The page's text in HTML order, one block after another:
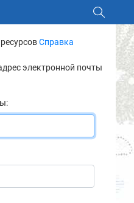
Справка
электронной почты